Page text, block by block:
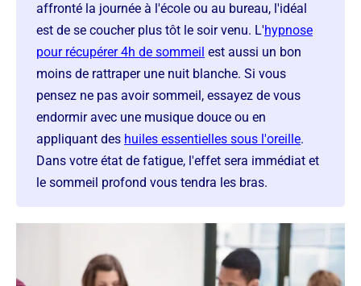
affronté la journée à l'école ou au bureau, l'idéal
est de se coucher plus tôt le soir venu. L'hypnose
pour récupérer 4h de sommeil est aussi un bon
moins de rattraper une nuit blanche. Si vous
pensez ne pas avoir sommeil, essayez de vous
endormir avec une musique douce ou en
appliquant des huiles essentielles sous l'oreille.
Dans votre état de fatigue, l'effet sera immédiat et
le sommeil profond vous tendra les bras.